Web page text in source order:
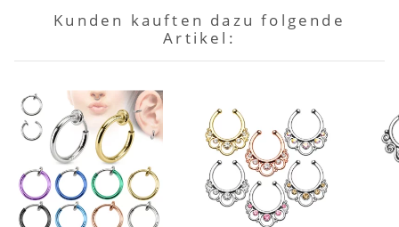
Kunden kauften dazu folgende
Artikel: